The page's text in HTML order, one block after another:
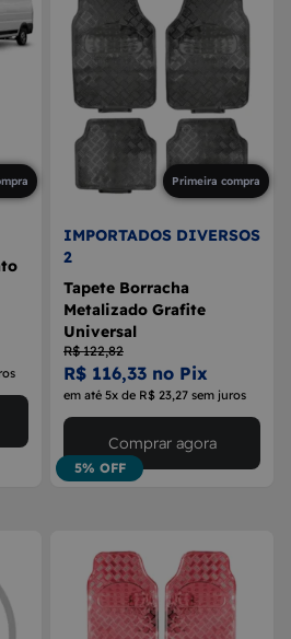
Primeira compra
IMPORTADOS DIVERSOS
2
Tapete Borracha
Metalizado Grafite
Universal
R$ 122,82
R$ 116,33 no Pix
em até 5x de R$ 23,27 sem juros
5% OFF
Comprar agora